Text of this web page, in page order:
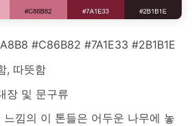
#C86B82 #7A1E33 #2B1B1E
, 따뜻함
장 및 문구류
낌의 이 톤들은 어두운 나무에 놓